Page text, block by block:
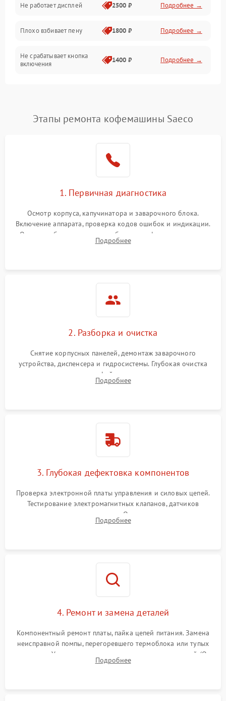
Не работает дисплей 2500 ₽ Подробнее →
Плохо взбивает пену 1800 ₽ Подробнее →
Не срабатывает кнопка
включения
1400 ₽ Подробнее →
Постоянные сбои в работе 1500 ₽ Подробнее →
Этапы ремонта кофемашины Saeco
1. Первичная диагностика
Осмотр корпуса, капучинатора и заварочного блока.
Включение аппарата, проверка кодов ошибок и индикации.
Оценка работы помпы, термоблока и кофемолки на слух.
Измерение температуры и давления воды для выявления
Подробнее
2. Разборка и очистка
Снятие корпусных панелей, демонтаж заварочного
устройства, диспенсера и гидросистемы. Глубокая очистка
внутренних узлов от кофейных масел, жмыха и накипи.
Промывка дренажных каналов и фильтров с использованием
Подробнее
3. Глубокая дефектовка компонентов
Проверка электронной платы управления и силовых цепей.
Тестирование электромагнитных клапанов, датчиков
температуры и расходомера. Оценка степени износа
жерновов кофемолки, уплотнительных колец гидросистемы
Подробнее
4. Ремонт и замена деталей
Компонентный ремонт платы, пайка цепей питания. Замена
неисправной помпы, перегоревшего термоблока или тупых
жерновов. Установка новых силиконовых уплотнителей (O-
ring) и тефлоновых трубок для надежного устранения
Подробнее